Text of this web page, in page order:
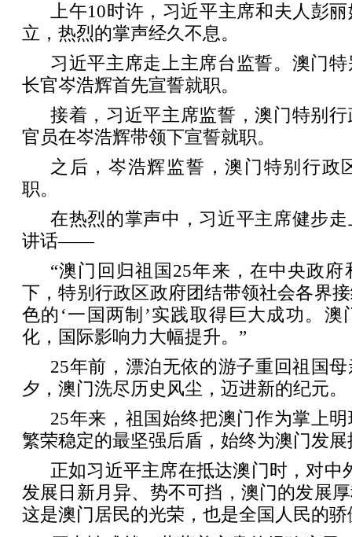
上午10时许，习近平主席和夫人彭
立，热烈的掌声经久不息。
习近平主席走上主席台监誓。澳门
长官岑浩辉首先宣誓就职。
接着，习近平主席监誓，澳门特别
官员在岑浩辉带领下宣誓就职。
之后，岑浩辉监誓，澳门特别行政
职。
在热烈的掌声中，习近平主席健步
讲话——
“澳门回归祖国25年来，在中央政
下，特别行政区政府团结带领社会各界
色的‘一国两制’实践取得巨大成功。
化，国际影响力大幅提升。”
25年前，漂泊无依的游子重回祖国
夕，澳门洗尽历史风尘，迈进新的纪元。
25年来，祖国始终把澳门作为掌上
繁荣稳定的最坚强后盾，始终为澳门发
正如习近平主席在抵达澳门时，对中
发展日新月异、势不可挡，澳门的发展
这是澳门居民的光荣，也是全国人民的骄